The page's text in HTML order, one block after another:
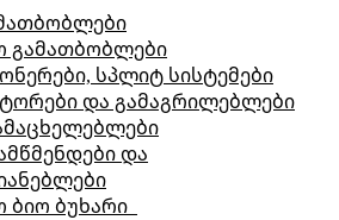
გამათბობლები
სპლიტ სისტემები
და გამაგრილებლები
და
ბუხარი